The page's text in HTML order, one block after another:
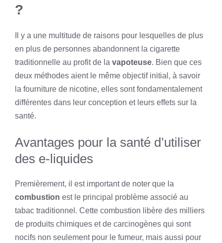
?
Il y a une multitude de raisons pour lesquelles de plus
en plus de personnes abandonnent la cigarette
traditionnelle au profit de la vapoteuse. Bien que ces
deux méthodes aient le même objectif initial, à savoir
la fourniture de nicotine, elles sont fondamentalement
différentes dans leur conception et leurs effets sur la
santé.
Avantages pour la santé d’utiliser
des e-liquides
Premièrement, il est important de noter que la
combustion est le principal problème associé au
tabac traditionnel. Cette combustion libère des milliers
de produits chimiques et de carcinogènes qui sont
nocifs non seulement pour le fumeur, mais aussi pour